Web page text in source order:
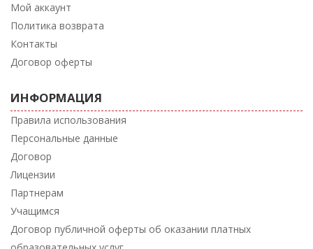
Мой аккаунт
Политика возврата
Контакты
Договор оферты
ИНФОРМАЦИЯ
Правила использования
Персональные данные
Договор
Лицензии
Партнерам
Учащимся
Договор публичной оферты об оказании платных